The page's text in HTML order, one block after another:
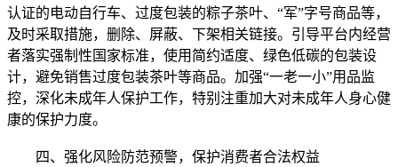
认证的电动自行车、过度包装的粽子茶叶、“军”字号商品等，
及时采取措施，删除、屏蔽、下架相关链接。引导平台内经营
者落实强制性国家标准，使用简约适度、绿色低碳的包装设
计，避免销售过度包装茶叶等商品。加强“一老一小”用品监
控，深化未成年人保护工作，特别注重加大对未成年人身心健
康的保护力度。
四、强化风险防范预警，保护消费者合法权益